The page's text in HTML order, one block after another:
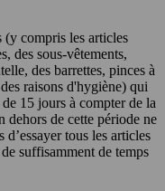
(y compris les articles
des sous-vêtements,
des barrettes, pinces à
raisons d'hygiène) qui
15 jours à compter de la
dehors de cette période ne
tous les articles
suffisamment de temps